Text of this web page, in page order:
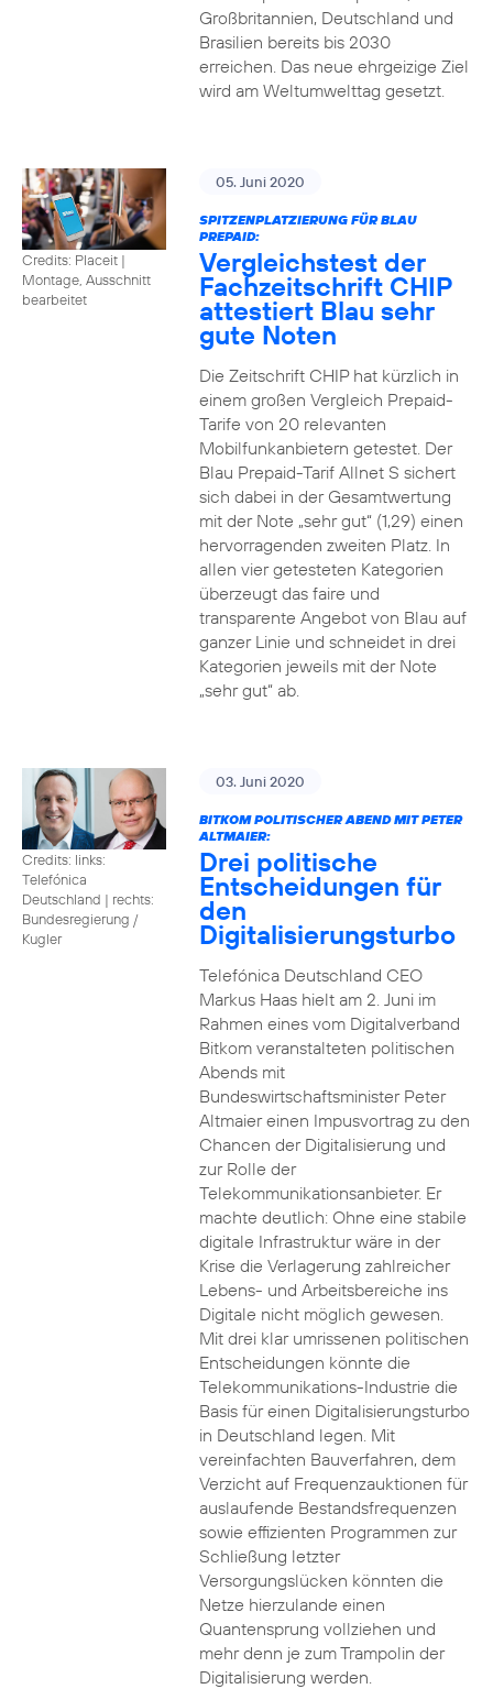
Großbritannien, Deutschland und
Brasilien bereits bis 2030
erreichen. Das neue ehrgeizige Ziel
wird am Weltumwelttag gesetzt.
Credits: Placeit |
Montage, Ausschnitt
bearbeitet
05. Juni 2020
SPITZENPLATZIERUNG FÜR BLAU
PREPAID:
Vergleichstest der
Fachzeitschrift CHIP
attestiert Blau sehr
gute Noten
Die Zeitschrift CHIP hat kürzlich in
einem großen Vergleich Prepaid-
Tarife von 20 relevanten
Mobilfunkanbietern getestet. Der
Blau Prepaid-Tarif Allnet S sichert
sich dabei in der Gesamtwertung
mit der Note „sehr gut“ (1,29) einen
hervorragenden zweiten Platz. In
allen vier getesteten Kategorien
überzeugt das faire und
transparente Angebot von Blau auf
ganzer Linie und schneidet in drei
Kategorien jeweils mit der Note
„sehr gut“ ab.
Credits: links:
Telefónica
Deutschland | rechts:
Bundesregierung /
Kugler
03. Juni 2020
BITKOM POLITISCHER ABEND MIT PETER
ALTMAIER:
Drei politische
Entscheidungen für
den
Digitalisierungsturbo
Telefónica Deutschland CEO
Markus Haas hielt am 2. Juni im
Rahmen eines vom Digitalverband
Bitkom veranstalteten politischen
Abends mit
Bundeswirtschaftsminister Peter
Altmaier einen Impusvortrag zu den
Chancen der Digitalisierung und
zur Rolle der
Telekommunikationsanbieter. Er
machte deutlich: Ohne eine stabile
digitale Infrastruktur wäre in der
Krise die Verlagerung zahlreicher
Lebens- und Arbeitsbereiche ins
Digitale nicht möglich gewesen.
Mit drei klar umrissenen politischen
Entscheidungen könnte die
Telekommunikations-Industrie die
Basis für einen Digitalisierungsturbo
in Deutschland legen. Mit
vereinfachten Bauverfahren, dem
Verzicht auf Frequenzauktionen für
auslaufende Bestandsfrequenzen
sowie effizienten Programmen zur
Schließung letzter
Versorgungslücken könnten die
Netze hierzulande einen
Quantensprung vollziehen und
mehr denn je zum Trampolin der
Digitalisierung werden.